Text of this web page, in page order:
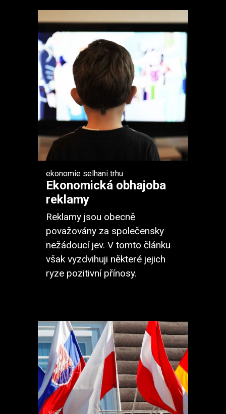
ekonomie selhani trhu
Ekonomická obhajoba
reklamy
Reklamy jsou obecně
považovány za společensky
nežádoucí jev. V tomto článku
však vyzdvihuji některé jejich
ryze pozitivní přínosy.